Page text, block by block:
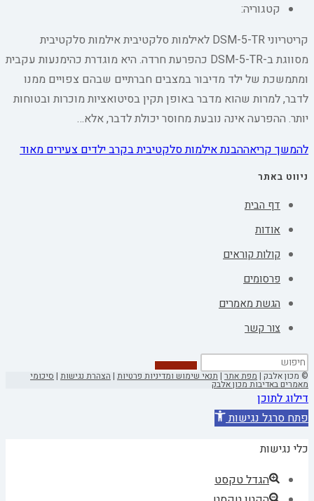
קטגוריה:
קריטריוני DSM-5-TR לאילמות סלקטיבית אילמות סלקטיבית
מסווגת ב-DSM-5-TR כהפרעת חרדה. היא מוגדרת כהימנעות עקבית
ומתמשכת של ילד מדיבור במצבים חברתיים שבהם צפויים ממנו
לדבר, למרות שהוא מדבר באופן תקין בסיטואציות מוכרות ובטוחות
יותר. ההפרעה אינה נובעת מחוסר יכולת לדבר, אלא…
להמשך קריאההבנת אילמות סלקטיבית בקרב ילדים צעירים מאוד
ניווט באתר
דף הבית
אודות
קולות קוראים
פרסומים
הגשת מאמרים
צור קשר
© מכון אלבק |מפת אתר|תנאי שימוש ומדיניות פרטיות | הצהרת נגישות | סיכומי
מאמרים באדיבות מכון אלבק
דילוג לתוכן
פתח סרגל נגישות
כלי נגישות
הגדל טקסט